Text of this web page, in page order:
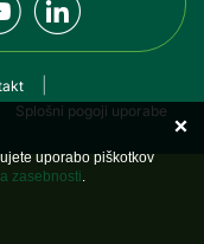
Splošni pogoji uporabe
uporabo piškotkov
zasebnosti.